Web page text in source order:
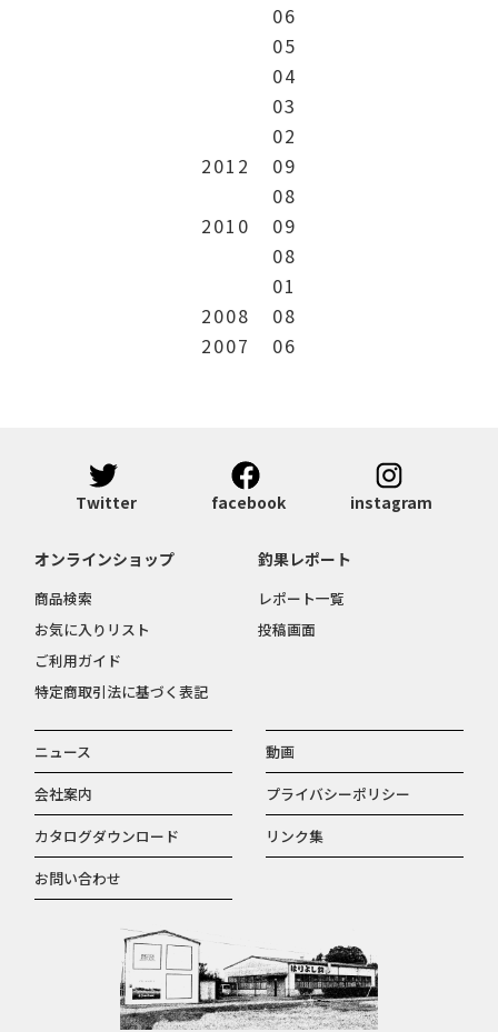
06
05
04
03
02
2012
09
08
2010
09
08
01
2008
08
2007
06
Twitter facebook instagram
ニュース
動画
会社案内
プライバシーポリシー
カタログダウンロード
リンク集
お問い合わせ
オンラインショップ
商品検索
お気に入りリスト
ご利用ガイド
特定商取引法に基づく表記
釣果レポート
レポート一覧
投稿画面